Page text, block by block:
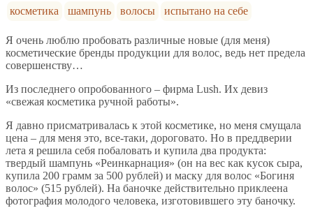
косметика шампунь волосы испытано на себе
Я очень люблю пробовать различные новые (для меня)
косметические бренды продукции для волос, ведь нет предела
совершенству…
Из последнего опробованного – фирма Lush. Их девиз
«свежая косметика ручной работы».
Я давно присматривалась к этой косметике, но меня смущала
цена – для меня это, все-таки, дороговато. Но в преддверии
лета я решила себя побаловать и купила два продукта:
твердый шампунь «Реинкарнация» (он на вес как кусок сыра,
купила 200 грамм за 500 рублей) и маску для волос «Богиня
волос» (515 рублей). На баночке действительно приклеена
фотография молодого человека, изготовившего эту баночку.